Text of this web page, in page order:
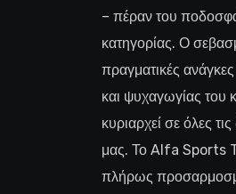
– πέραν του
κατηγορίας. Ο
πραγματικές
και ψυχαγωγίας του
κυριαρχεί σε όλες
μας. Το Alfa Sports
πλήρως